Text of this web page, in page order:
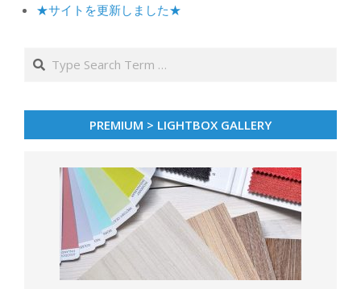
★サイトを更新しました★
Search
PREMIUM > LIGHTBOX GALLERY